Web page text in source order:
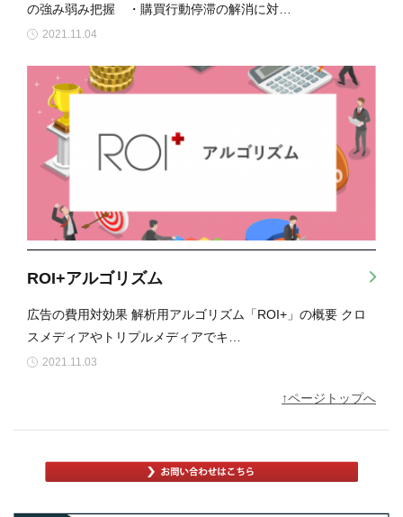
の強み弱み把握 ・購買行動停滞の解消に対…
2021.11.04
ROI+アルゴリズム
広告の費用対効果 解析用アルゴリズム「ROI+」の概要 クロ
スメディアやトリプルメディアでキ…
2021.11.03
↑ページトップへ